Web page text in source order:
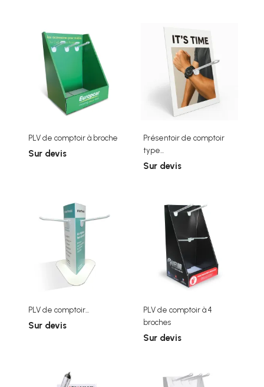
PLV de comptoir à broche
Sur devis
Présentoir de comptoir
type...
Sur devis
PLV de comptoir...
Sur devis
PLV de comptoir à 4
broches
Sur devis